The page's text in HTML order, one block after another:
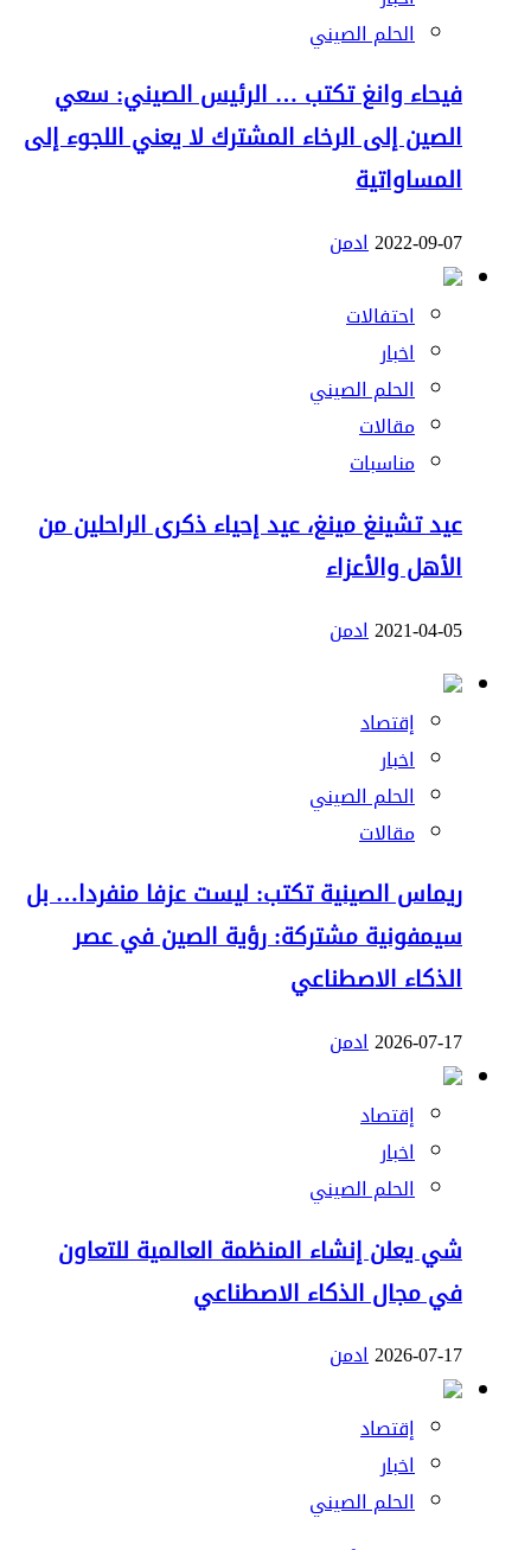
الحلم الصيني
فيحاء وانغ تكتب … الرئيس الصيني: سعي
الصين إلى الرخاء المشترك لا يعني اللجوء إلى
المساواتية
2022-09-07ادمن
احتفالات
اخبار
الحلم الصيني
مقالات
مناسبات
عيد تشينغ مينغ، عيد إحياء ذكرى الراحلين من
الأهل والأعزاء
2021-04-05ادمن
إقتصاد
اخبار
الحلم الصيني
مقالات
ريماس الصينية تكتب: ليست عزفا منفردا… بل
سيمفونية مشتركة: رؤية الصين في عصر
الذكاء الاصطناعي
2026-07-17ادمن
إقتصاد
اخبار
الحلم الصيني
شي يعلن إنشاء المنظمة العالمية للتعاون
في مجال الذكاء الاصطناعي
2026-07-17ادمن
إقتصاد
اخبار
الحلم الصيني